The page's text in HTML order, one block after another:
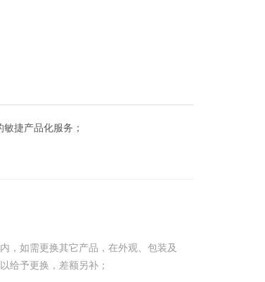
捷产品化服务；
，如需更换其它产品，在外观、包装及
给予更换，差额另补；